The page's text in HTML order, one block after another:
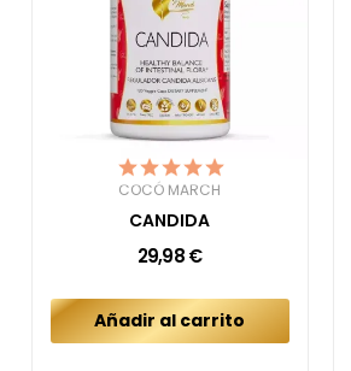
COCÓ MARCH
CANDIDA
29,98 €
Añadir al carrito